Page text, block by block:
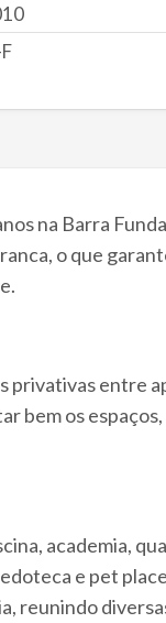
na Barra
o que
privativas entre
bem os
academia,
e pet
reunindo